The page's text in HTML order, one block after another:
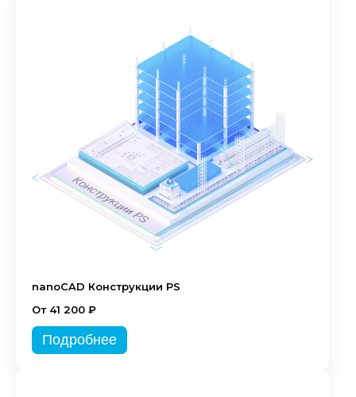
nanoCAD Конструкции PS
От 41 200 ₽
Подробнее